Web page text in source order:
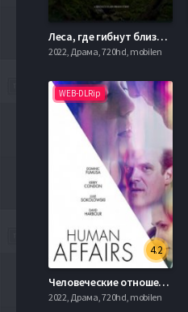
Леса, где гибнут близнецы (2021)
2022, Драма, 720hd, mobilen
WEB-DLRip
4.2
Человеческие отношения (2018)
2022, Драма, 720hd, mobilen